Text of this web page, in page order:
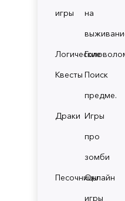
игры
на
Логические
Квесты Поиск
предме.
Драки Игры
про
зомби
ПесочницыОнлайн
игры